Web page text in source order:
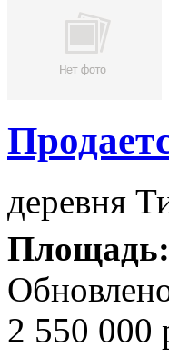
деревня
2 550 000